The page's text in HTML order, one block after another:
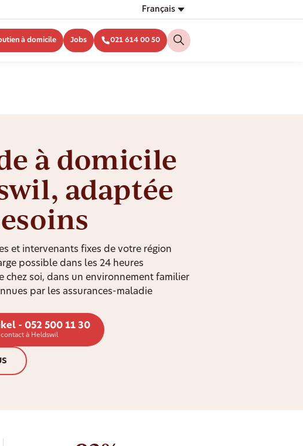
Français
à domicile Jobs 021 614 00 50
à domicile
adaptée
et intervenants fixes de votre région
possible dans les 24 heures
chez soi, dans un environnement familier
par les assurances-maladie
- 052 500 11 30
à Heldswil